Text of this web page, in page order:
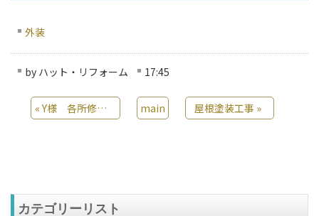
外装
by ハット・リフォーム 17:45
«Y様 各所修繕工事 main 屋根塗装工事 »
カテゴリーリスト